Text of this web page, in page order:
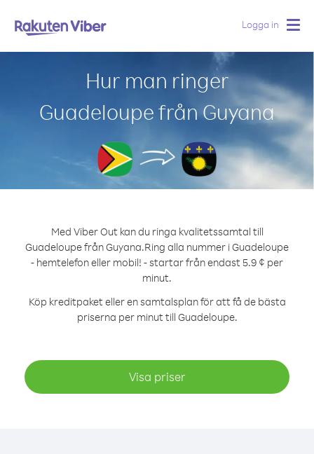
Logga in
Hur man ringer
Guadeloupe från Guyana
Med Viber Out kan du ringa kvalitetssamtal till
Guadeloupe från Guyana.Ring alla nummer i Guadeloupe
- hemtelefon eller mobil! - startar från endast 5.9 ¢ per
minut.
Köp kreditpaket eller en samtalsplan för att få de bästa
priserna per minut till Guadeloupe.
Visa priser